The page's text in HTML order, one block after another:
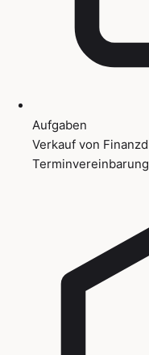
Aufgaben
Verkauf von